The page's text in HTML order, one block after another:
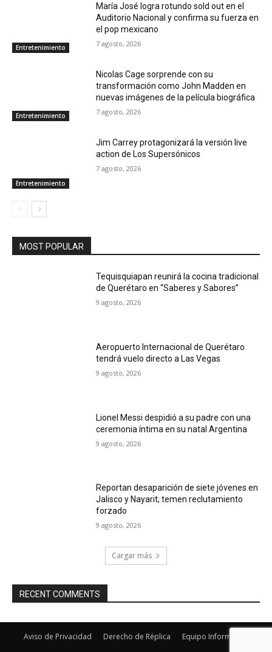
Entretenimiento
María José logra rotundo sold out en el
Auditorio Nacional y confirma su fuerza en
el pop mexicano
7 agosto, 2026
Entretenimiento
Nicolas Cage sorprende con su
transformación como John Madden en
nuevas imágenes de la película biográfica
7 agosto, 2026
Entretenimiento
Jim Carrey protagonizará la versión live
action de Los Supersónicos
7 agosto, 2026
MOST POPULAR
Tequisquiapan reunirá la cocina tradicional
de Querétaro en “Saberes y Sabores”
9 agosto, 2026
Aeropuerto Internacional de Querétaro
tendrá vuelo directo a Las Vegas
9 agosto, 2026
Lionel Messi despidió a su padre con una
ceremonia íntima en su natal Argentina
9 agosto, 2026
Reportan desaparición de siete jóvenes en
Jalisco y Nayarit; temen reclutamiento
forzado
9 agosto, 2026
Cargar más
RECENT COMMENTS
Aviso de Privacidad Derecho de Réplica Equipo Informativo